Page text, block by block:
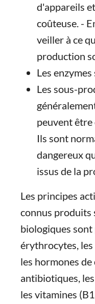
d'appareils
coûteuse. -
veiller à ce
production
Les
Les sous-
peuvent être
Ils sont
dangereux
issus de la
Les principes
connus produits
biologiques sont
érythrocytes,
les hormones de
antibiotiques,
les vitamines